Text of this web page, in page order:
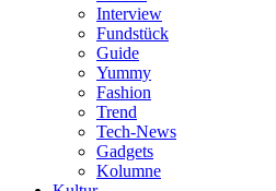
Interview
Fundstück
Guide
Yummy
Fashion
Trend
Tech-News
Gadgets
Kolumne